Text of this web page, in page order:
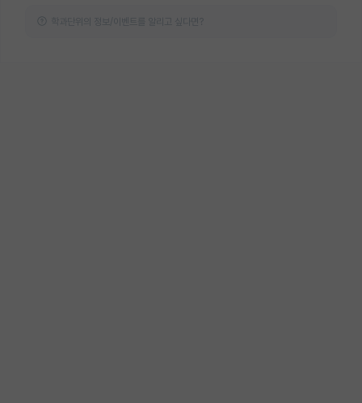
학과단위의 정보/이벤트를 알리고 싶다면?